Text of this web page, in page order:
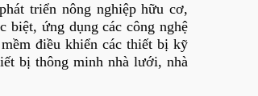
triển nông nghiệp hữu cơ,
biệt, ứng dụng các công nghệ
điều khiển các thiết bị kỹ
bị thông minh nhà lưới, nhà